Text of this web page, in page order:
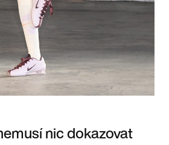
nic dokazovat